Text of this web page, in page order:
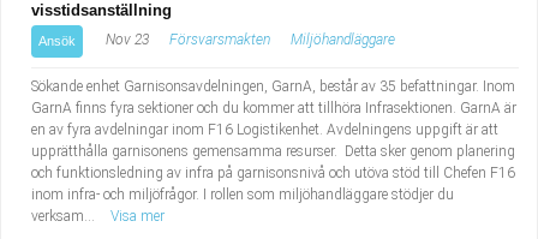
visstidsanställning
Ansök Nov 23 Försvarsmakten Miljöhandläggare
Sökande enhet Garnisonsavdelningen, GarnA, består av 35 befattningar. Inom
GarnA finns fyra sektioner och du kommer att tillhöra Infrasektionen. GarnA är
en av fyra avdelningar inom F16 Logistikenhet. Avdelningens uppgift är att
upprätthålla garnisonens gemensamma resurser. Detta sker genom planering
och funktionsledning av infra på garnisonsnivå och utöva stöd till Chefen F16
inom infra- och miljöfrågor. I rollen som miljöhandläggare stödjer du
verksam...
Visa mer